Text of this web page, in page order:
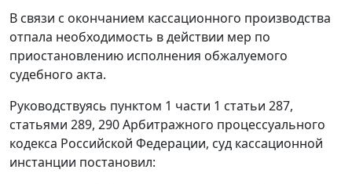
В связи с окончанием кассационного производства
отпала необходимость в действии мер по
приостановлению исполнения обжалуемого
судебного акта.
Руководствуясь пунктом 1 части 1 статьи 287,
статьями 289, 290Арбитражного процессуального
кодекса Российской Федерации, суд кассационной
инстанции постановил: